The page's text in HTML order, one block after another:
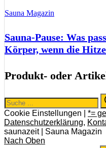
Sauna Magazin
Sauna-Pause: Was
Körper, wenn die
Produkt- oder
Search
for:
Cookie Einstellungen | *=
Datenschutzerklärung,
saunazeit | Sauna Magazin
Nach Oben